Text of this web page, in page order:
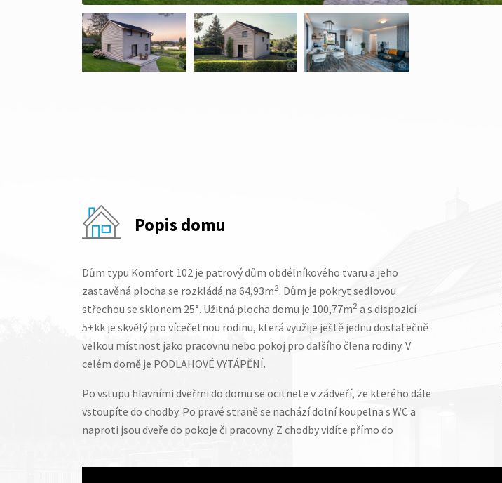
Popis domu
Dům typu Komfort 102 je patrový dům obdélníkového tvaru a jeho
zastavěná plocha se rozkládá na 64,93m2. Dům je pokryt sedlovou
střechou se sklonem 25°. Užitná plocha domu je 100,77m2 a s dispozicí
5+kk je skvělý pro vícečetnou rodinu, která využije ještě jednu dostatečně
velkou místnost jako pracovnu nebo pokoj pro dalšího člena rodiny. V
celém domě je PODLAHOVÉ VYTÁPĚNÍ.
Po vstupu hlavními dveřmi do domu se ocitnete v zádveří, ze kterého dále
vstoupíte do chodby. Po pravé straně se nachází dolní koupelna s WC a
naproti jsou dveře do pokoje či pracovny. Z chodby vidíte přímo do